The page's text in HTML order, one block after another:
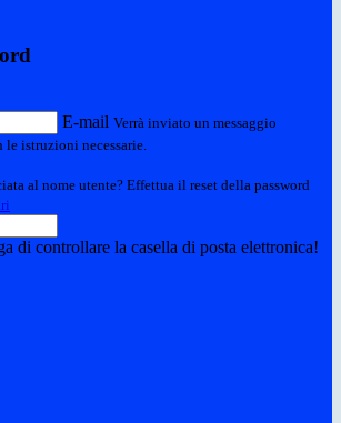
E-mail Verrà inviato un messaggio
istruzioni necessarie.
al nome utente? Effettua il reset della password
di controllare la casella di posta elettronica!